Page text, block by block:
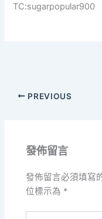
TC:sugarpopular900
PREVIOUS
發佈留言
發佈留言必須填寫
位標示為 *